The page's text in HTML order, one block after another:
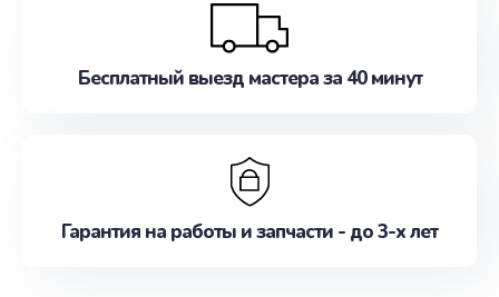
Бесплатный выезд мастера за 40 минут
Гарантия на работы и запчасти - до 3-х лет